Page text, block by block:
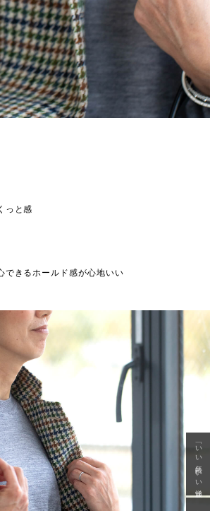
っと感
できるホールド感が心地いい
「いい年齢 いい洋服」